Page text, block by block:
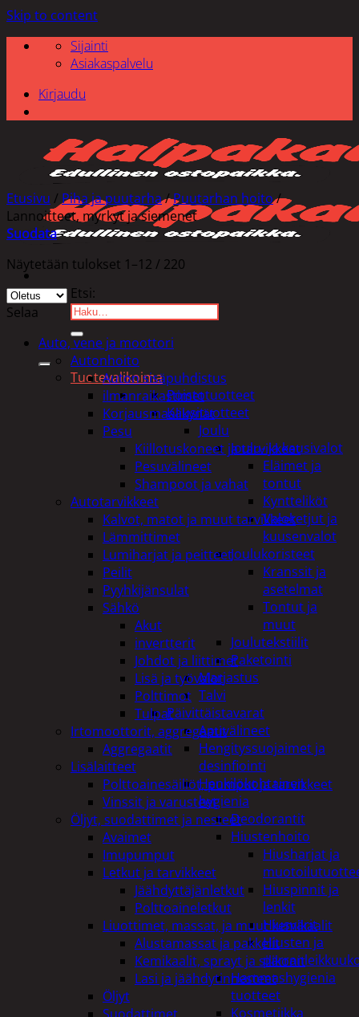
Skip to content
Sijainti
Asiakaspalvelu
Kirjaudu
Etsi:
Tuotevalikoima
Poistotuotteet
Kausituotteet
Joulu
Joulu- ja kausivalot
Eläimet ja
tontut
Kyntteliköt
Valoketjut ja
kuusenvalot
Joulukoristeet
Kranssit ja
asetelmat
Tontut ja
muut
Joulutekstiilit
Paketointi
Marjastus
Talvi
Päivittäistavarat
Apuvälineet
Hengityssuojaimet ja
desinfiointi
Henkilökohtainen
hygienia
Deodorantit
Hiustenhoito
Hiusharjat ja
Hiuspinnit ja
lenkit
Hiusvärit
Hiusten ja
Hammashygienia
tuotteet
Kosmetiikka
Etusivu / Piha ja puutarha/Puutarhan hoito/
Lannoitteet, myrkyt ja siemenet
Suodata
Näytetään tulokset 1–12 / 220
Selaa
Auto, vene ja moottori
Autonhoito
Auton sisäpuhdistus
ilmanraikastimet
Korjausmaalikynät
Pesu
Kiillotuskoneet ja tarvikkeet
Pesuvälineet
Shampoot ja vahat
Autotarvikkeet
Kalvot, matot ja muut tarvikkeet
Lämmittimet
Lumiharjat ja peitteet
Peilit
Pyyhkijänsulat
Sähkö
Akut
invertterit
Johdot ja liittimet
Lisä ja työvalot
Polttimot
Tulpat
Irtomoottorit, aggregaatit
Aggregaatit
Lisälaitteet
Polttoainesäiliöt, pumput ja tarvikkeet
Vinssit ja varusteet
Öljyt, suodattimet ja nesteet
Avaimet
Imupumput
Letkut ja tarvikkeet
Jäähdyttäjänletkut
Polttoaineletkut
Liuottimet, massat, ja muut kemikaalit
Alustamassat ja pakkelit
Kemikaalit, sprayt ja silikonit
Lasi ja jäähdytinnesteet
Öljyt